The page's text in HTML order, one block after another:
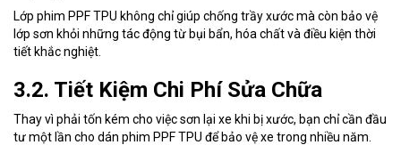
Lớp phim PPF TPU không chỉ giúp chống trầy xước mà còn bảo vệ
lớp sơn khỏi những tác động từ bụi bẩn, hóa chất và điều kiện thời
tiết khắc nghiệt.
3.2. Tiết Kiệm Chi Phí Sửa Chữa
Thay vì phải tốn kém cho việc sơn lại xe khi bị xước, bạn chỉ cần đầu
tư một lần cho dán phim PPF TPU để bảo vệ xe trong nhiều năm.